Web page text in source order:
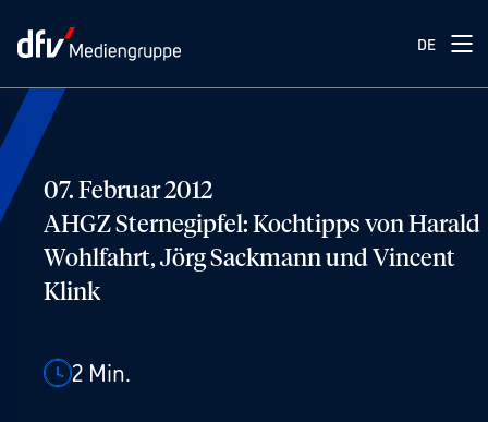
DE
07. Februar 2012
AHGZ Sternegipfel: Kochtipps von Harald
Wohlfahrt, Jörg Sackmann und Vincent
Klink
2 Min.